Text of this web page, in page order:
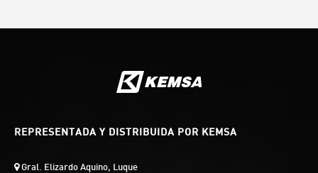
REPRESENTADA Y DISTRIBUIDA POR KEMSA
Gral. Elizardo Aquino, Luque